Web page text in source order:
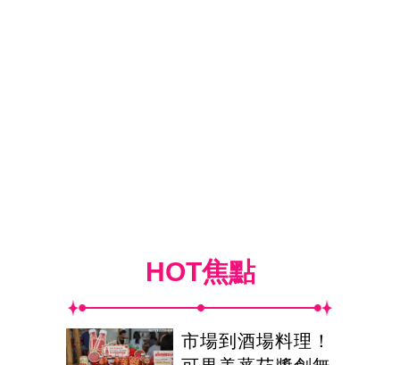
HOT焦點
市場到酒場料理！